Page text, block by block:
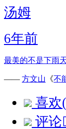
汤姆
6年前
最美的不是下雨
—— 方文山 《不
喜欢
评论